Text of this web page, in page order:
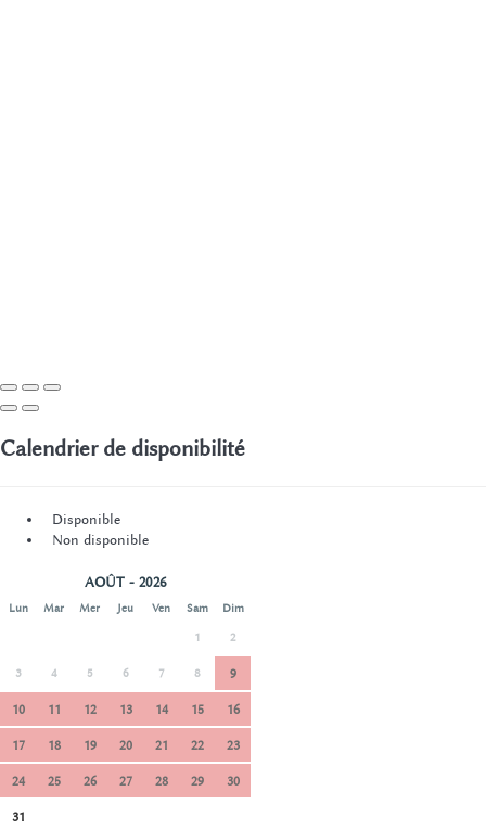
Calendrier de disponibilité
Disponible
Non disponible
AOÛT - 2026
Lun Mar Mer Jeu Ven Sam Dim
1 2
3 4 5 6 7 8 9
10 11 12 13 14 15 16
17 18 19 20 21 22 23
24 25 26 27 28 29 30
31